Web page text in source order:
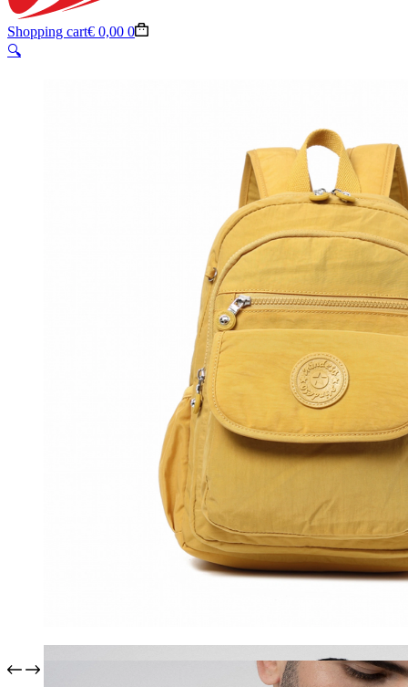
Shopping cart€ 0,00 0
🔍